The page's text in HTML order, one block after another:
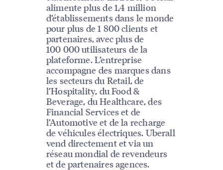
alimente plus de 1,4 million
d’établissements dans le monde
pour plus de 1 800 clients et
partenaires, avec plus de
100 000 utilisateurs de la
plateforme. L’entreprise
accompagne des marques dans
les secteurs du Retail, de
l’Hospitality, du Food &
Beverage, du Healthcare, des
Financial Services et de
l’Automotive et de la recharge
de véhicules électriques. Uberall
vend directement et via un
réseau mondial de revendeurs
et de partenaires agences.